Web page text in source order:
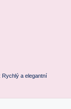
a elegantní